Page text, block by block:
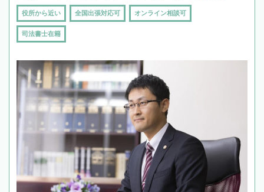
役所から近い 全国出張対応可 オンライン相談可
司法書士在籍